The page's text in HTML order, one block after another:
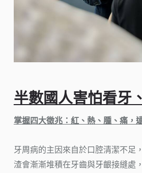
半數國人害怕看牙
掌握四大徵兆：紅、熱、腫、痛，
牙周病的主因來自於口腔清潔不足
渣會漸漸堆積在牙齒與牙齦接縫處